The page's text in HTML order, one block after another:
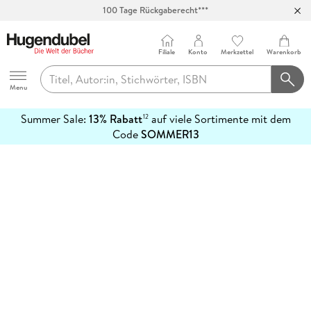
100 Tage Rückgaberecht***
Hugendubel
Menu
Filiale Konto Merkzettel Warenkorb
Summer Sale: 13% Rabatt12auf viele Sortimente mit dem
CodeSOMMER13
erfahren